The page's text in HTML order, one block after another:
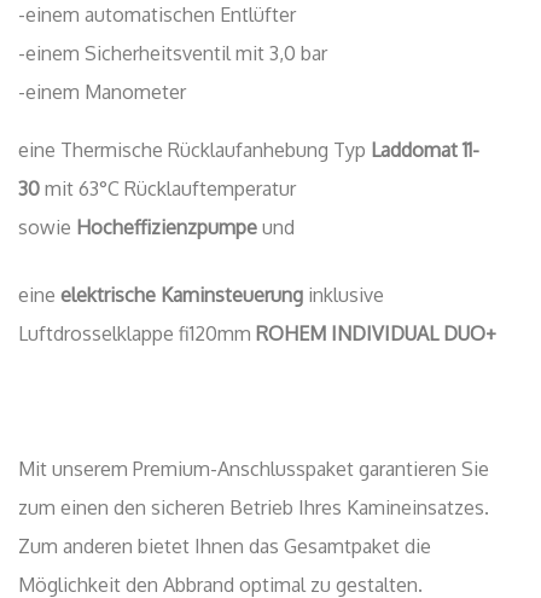
-einem automatischen Entlüfter
-einem Sicherheitsventil mit 3,0 bar
-einem Manometer
eine Thermische Rücklaufanhebung Typ Laddomat 11-
30 mit 63°C Rücklauftemperatur
sowie Hocheffizienzpumpe und
eine elektrische Kaminsteuerung inklusive
Luftdrosselklappe fi120mm ROHEM INDIVIDUAL DUO+
Mit unserem Premium-Anschlusspaket garantieren Sie
zum einen den sicheren Betrieb Ihres Kamineinsatzes.
Zum anderen bietet Ihnen das Gesamtpaket die
Möglichkeit den Abbrand optimal zu gestalten.